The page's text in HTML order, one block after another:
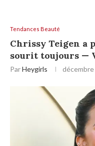
Tendances Beauté
Chrissy Teigen a
sourit toujours —
ParHeygirls